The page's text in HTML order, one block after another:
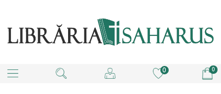
0 0